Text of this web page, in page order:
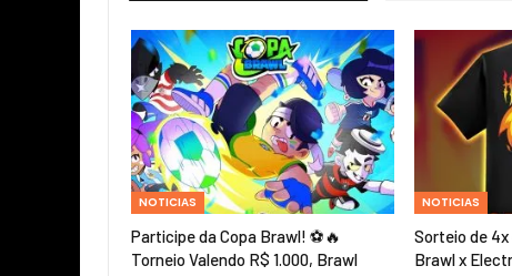
NOTICIAS
Participe da Copa Brawl! ⚽🔥
Torneio Valendo R$ 1.000, Brawl
NOTICIAS
Sorteio de
Brawl x